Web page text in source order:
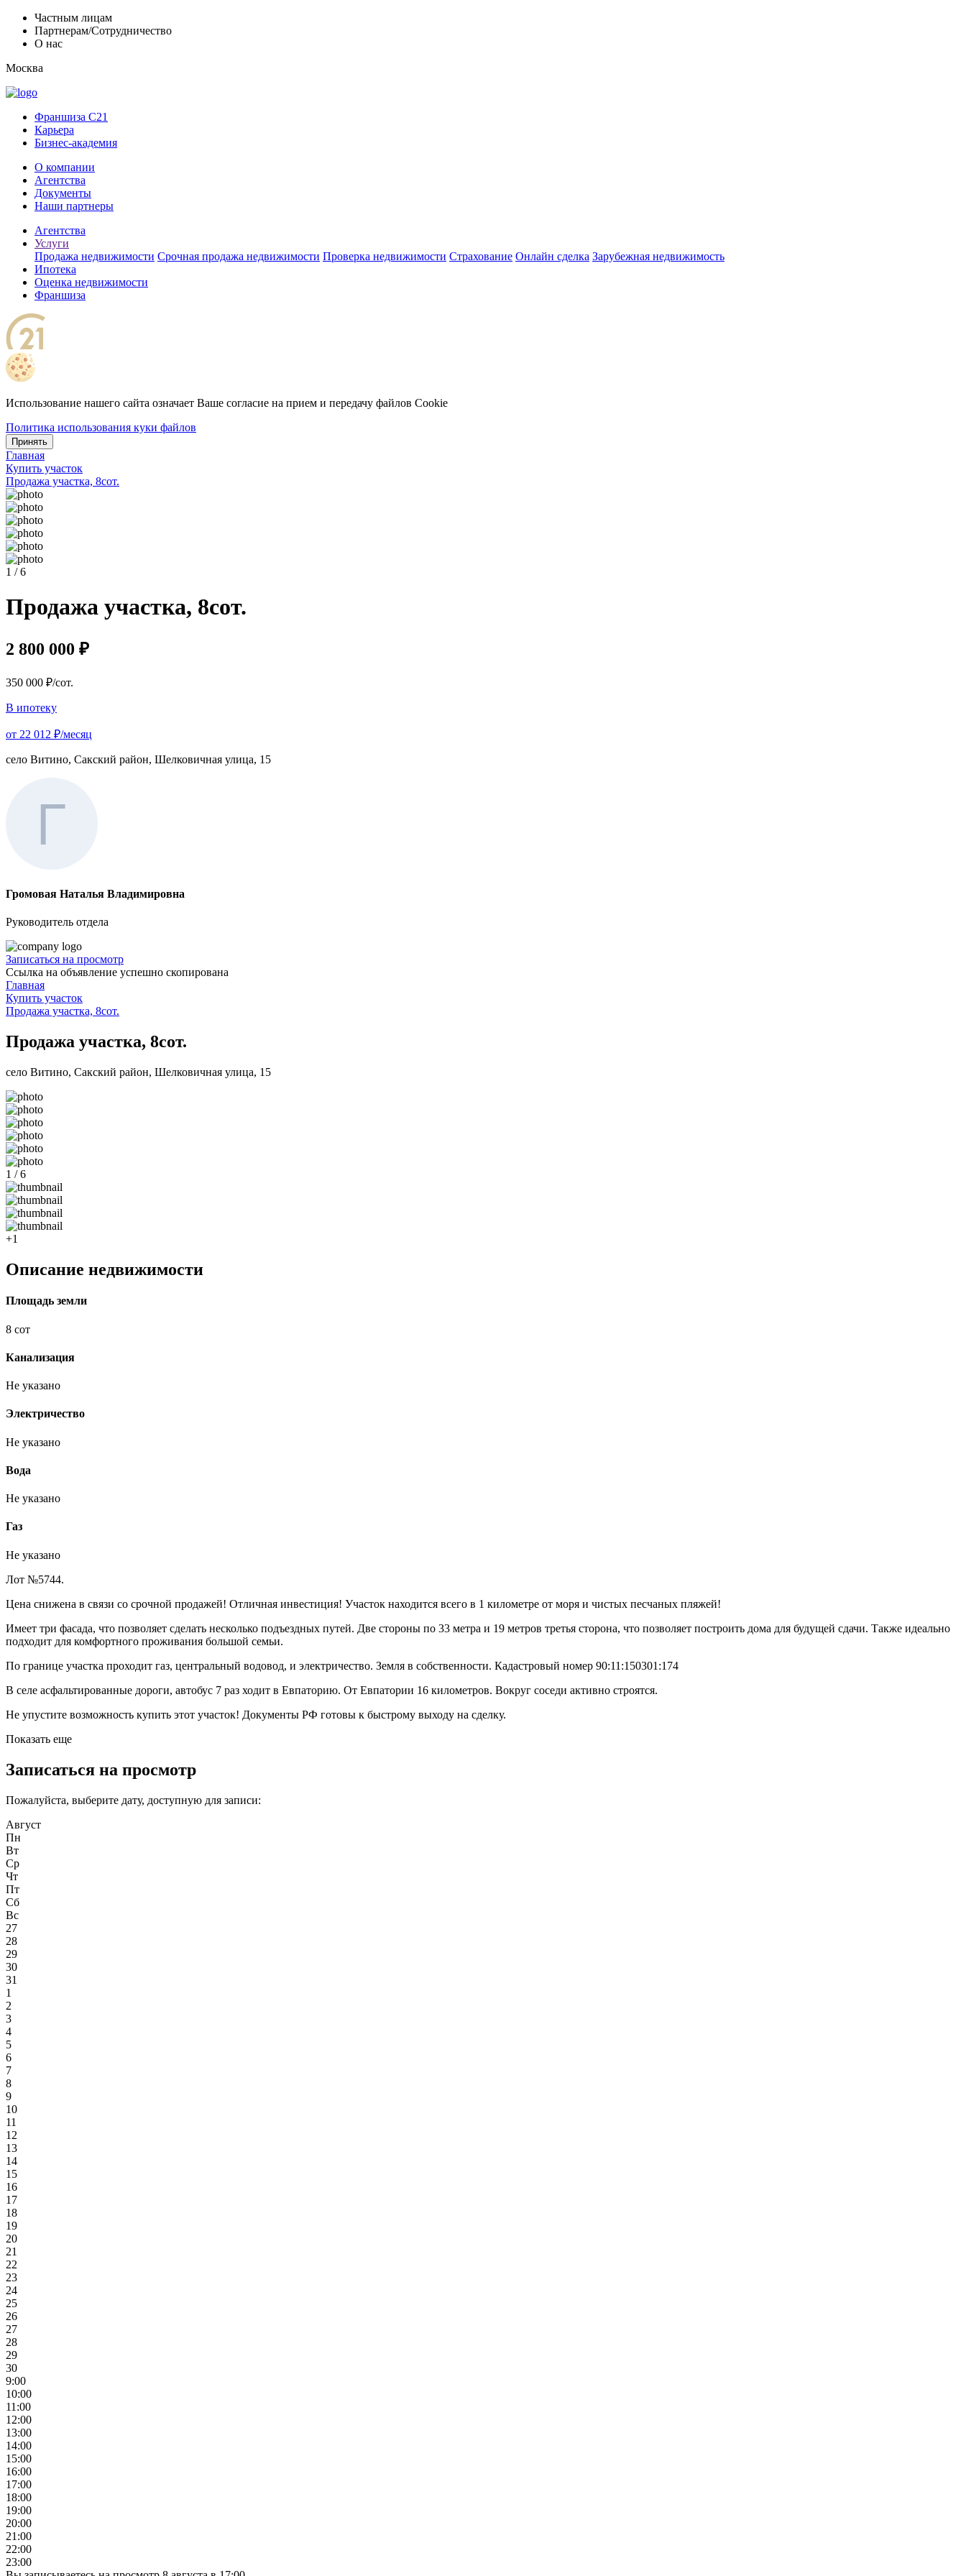
Частным лицам
Партнерам/Сотрудничество
О нас
Москва
Франшиза C21
Карьера
Бизнес-академия
О компании
Агентства
Документы
Наши партнеры
Агентства
Услуги
Продажа недвижимости Срочная продажа недвижимости Проверка недвижимости Страхование Онлайн сделка Зарубежная недвижимость
Ипотека
Оценка недвижимости
Франшиза
Использование нашего сайта означает Ваше согласие на прием и передачу файлов Cookie
Политика использования куки файлов
Принять
Главная
Купить участок
Продажа участка, 8сот.
1 / 6
Продажа участка, 8сот.
2 800 000 ₽
350 000 ₽/сот.
В ипотеку
от 22 012 ₽/месяц
село Витино, Сакский район, Шелковичная улица, 15
Громовая Наталья Владимировна
Руководитель отдела
Записаться на просмотр
Ссылка на объявление успешно скопирована
Главная
Купить участок
Продажа участка, 8сот.
Продажа участка, 8сот.
село Витино, Сакский район, Шелковичная улица, 15
1 / 6
+1
Описание недвижимости
Площадь земли
8 сот
Канализация
Не указано
Электричество
Не указано
Вода
Не указано
Газ
Не указано
Лот №5744.
Цена снижена в связи со срочной продажей! Отличная инвестиция! Участок находится всего в 1 километре от моря и чистых песчаных пляжей!
Имеет три фасада, что позволяет сделать несколько подъездных путей. Две стороны по 33 метра и 19 метров третья сторона, что позволяет построить дома для будущей сдачи. Также идеально
подходит для комфортного проживания большой семьи.
По границе участка проходит газ, центральный водовод, и электричество. Земля в собственности. Кадастровый номер 90:11:150301:174
В селе асфальтированные дороги, автобус 7 раз ходит в Евпаторию. От Евпатории 16 километров. Вокруг соседи активно строятся.
Не упустите возможность купить этот участок! Документы РФ готовы к быстрому выходу на сделку.
Показать еще
Записаться на просмотр
Пожалуйста, выберите дату, доступную для записи:
Август
Пн
Вт
Ср
Чт
Пт
Сб
Вс
27
28
29
30
31
1
2
3
4
5
6
7
8
9
10
11
12
13
14
15
16
17
18
19
20
21
22
23
24
25
26
27
28
29
30
9:00
10:00
11:00
12:00
13:00
14:00
15:00
16:00
17:00
18:00
19:00
20:00
21:00
22:00
23:00